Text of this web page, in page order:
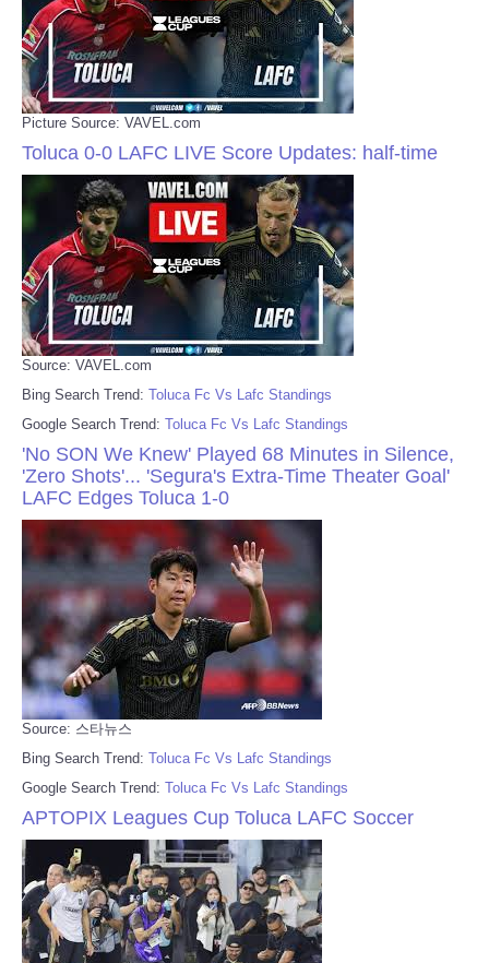
Picture Source: VAVEL.com
Toluca 0-0 LAFC LIVE Score Updates: half-time
Source: VAVEL.com
Bing Search Trend: Toluca Fc Vs Lafc Standings
Google Search Trend: Toluca Fc Vs Lafc Standings
'No SON We Knew' Played 68 Minutes in Silence,
'Zero Shots'... 'Segura's Extra-Time Theater Goal'
LAFC Edges Toluca 1-0
Source: 스타뉴스
Bing Search Trend: Toluca Fc Vs Lafc Standings
Google Search Trend: Toluca Fc Vs Lafc Standings
APTOPIX Leagues Cup Toluca LAFC Soccer